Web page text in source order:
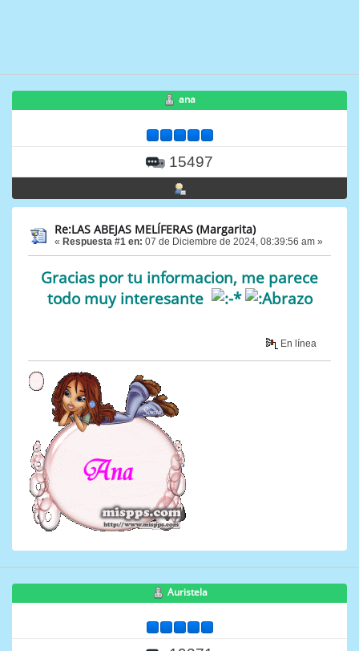
ana
15497
Re:LAS ABEJAS MELÍFERAS (Margarita)
« Respuesta #1 en: 07 de Diciembre de 2024, 08:39:56 am »
Gracias por tu informacion, me parece
todo muy interesante
En línea
Auristela